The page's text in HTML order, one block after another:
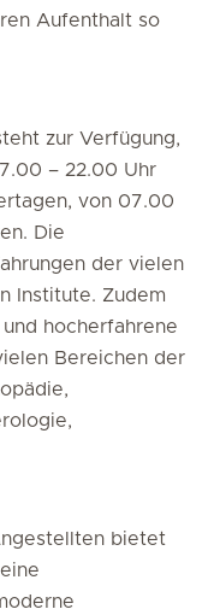
Aufenthalt so
zur Verfügung,
– 22.00 Uhr
von 07.00
Die
der vielen
Institute. Zudem
hocherfahrene
Bereichen der
bietet